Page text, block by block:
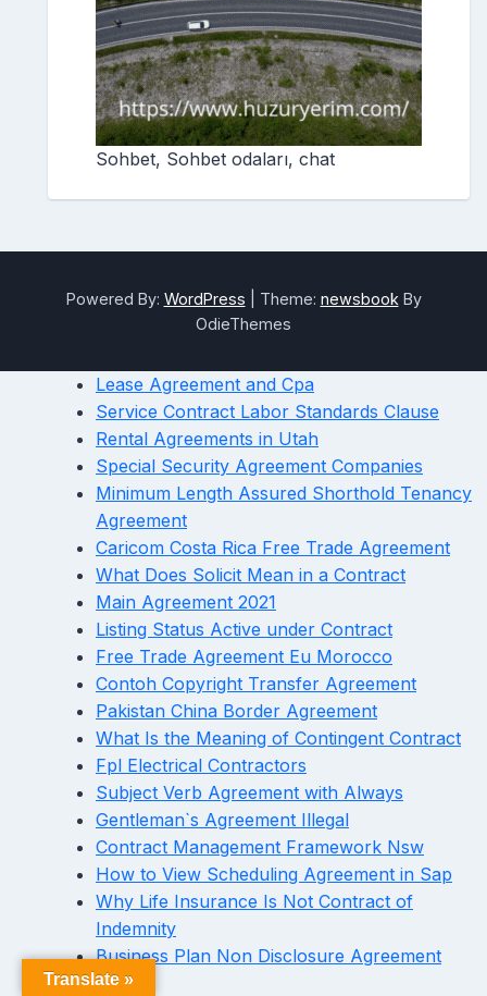
Sohbet, Sohbet odaları, chat
Powered By: WordPress Theme: newsbook By
OdieThemes
Translate »
Lease Agreement and Cpa
Service Contract Labor Standards Clause
Rental Agreements in Utah
Special Security Agreement Companies
Minimum Length Assured Shorthold Tenancy
Agreement
Caricom Costa Rica Free Trade Agreement
What Does Solicit Mean in a Contract
Main Agreement 2021
Listing Status Active under Contract
Free Trade Agreement Eu Morocco
Contoh Copyright Transfer Agreement
Pakistan China Border Agreement
What Is the Meaning of Contingent Contract
Fpl Electrical Contractors
Subject Verb Agreement with Always
Gentleman`s Agreement Illegal
Contract Management Framework Nsw
How to View Scheduling Agreement in Sap
Why Life Insurance Is Not Contract of
Indemnity
Business Plan Non Disclosure Agreement